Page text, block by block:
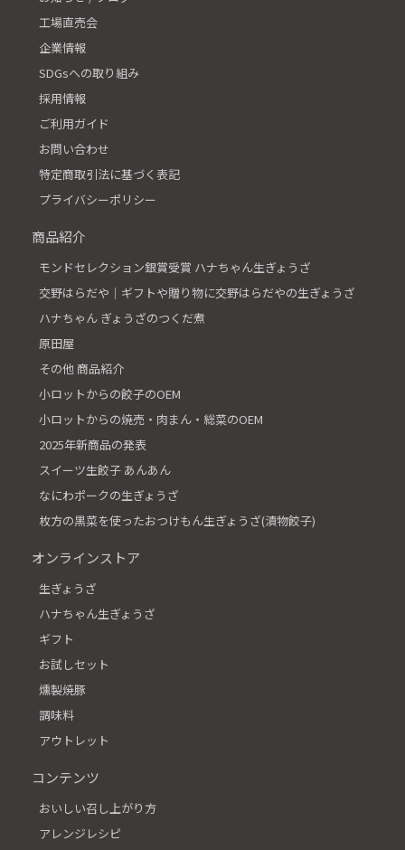
工場直売会
企業情報
SDGsへの取り組み
採用情報
ご利用ガイド
お問い合わせ
特定商取引法に基づく表記
プライバシーポリシー
商品紹介
モンドセレクション銀賞受賞 ハナちゃん生ぎょうざ
交野はらだや│ギフトや贈り物に交野はらだやの生ぎょうざ
ハナちゃん ぎょうざのつくだ煮
原田屋
その他 商品紹介
小ロットからの餃子のOEM
小ロットからの焼売・肉まん・総菜のOEM
2025年新商品の発表
スイーツ生餃子 あんあん
なにわポークの生ぎょうざ
枚方の黒菜を使ったおつけもん生ぎょうざ(漬物餃子)
オンラインストア
生ぎょうざ
ハナちゃん生ぎょうざ
ギフト
お試しセット
燻製焼豚
調味料
アウトレット
コンテンツ
おいしい召し上がり方
アレンジレシピ